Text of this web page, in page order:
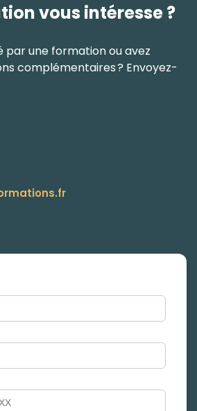
vous intéresse ?
par une formation ou avez
complémentaires ? Envoyez-